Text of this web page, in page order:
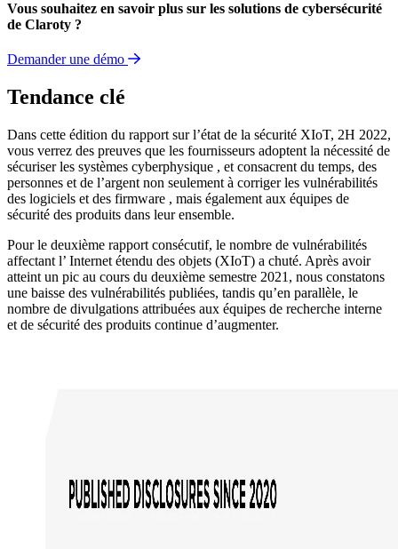
Vous souhaitez en savoir plus sur les solutions de cybersécurité
de Claroty ?
Demander une démo
Tendance clé
Dans cette édition du rapport sur l’état de la sécurité XIoT, 2H 2022,
vous verrez des preuves que les fournisseurs adoptent la nécessité de
sécuriser les systèmes cyberphysique , et consacrent du temps, des
personnes et de l’argent non seulement à corriger les vulnérabilités
des logiciels et des firmware , mais également aux équipes de
sécurité des produits dans leur ensemble.
Pour le deuxième rapport consécutif, le nombre de vulnérabilités
affectant l’ Internet étendu des objets (XIoT) a chuté. Après avoir
atteint un pic au cours du deuxième semestre 2021, nous constatons
une baisse des vulnérabilités publiées, tandis qu’en parallèle, le
nombre de divulgations attribuées aux équipes de recherche interne
et de sécurité des produits continue d’augmenter.